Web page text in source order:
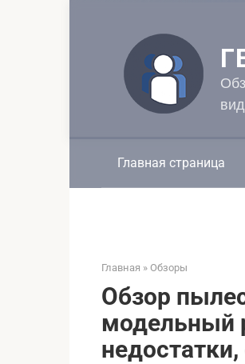
Главная страница
Главная » Обзоры
Обзор
модельный